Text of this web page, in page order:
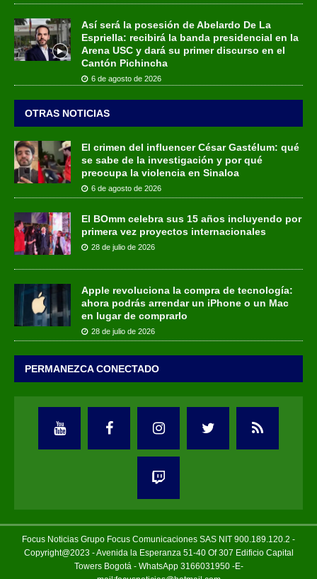
Así será la posesión de Abelardo De La
Espriella: recibirá la banda presidencial en la
Arena USC y dará su primer discurso en el
Cantón Pichincha
6 de agosto de 2026
OTRAS NOTICIAS
El crimen del influencer César Gastélum: qué
se sabe de la investigación y por qué
preocupa la violencia en Sinaloa
6 de agosto de 2026
El BOmm celebra sus 15 años incluyendo por
primera vez proyectos internacionales
28 de julio de 2026
Apple revoluciona la compra de tecnología:
ahora podrás arrendar un iPhone o un Mac
en lugar de comprarlo
28 de julio de 2026
PERMANEZCA CONECTADO
Focus Noticias Grupo Focus Comunicaciones SAS NIT 900.189.120.2 -
Copyright@2023 - Avenida la Esperanza 51-40 Of 307 Edificio Capital
Towers Bogotá - WhatsApp 3166031950 -E-